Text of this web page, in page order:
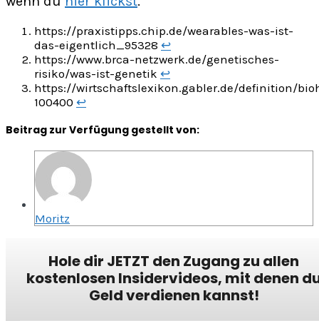
https://praxistipps.chip.de/wearables-was-ist-
das-eigentlich_95328 ↩︎
https://www.brca-netzwerk.de/genetisches-
risiko/was-ist-genetik ↩︎
https://wirtschaftslexikon.gabler.de/definition/
100400 ↩︎
Beitrag zur Verfügung gestellt von:
Moritz
Hole dir JETZT den Zugang zu allen
kostenlosen Insidervideos, mit denen
Geld verdienen kannst!